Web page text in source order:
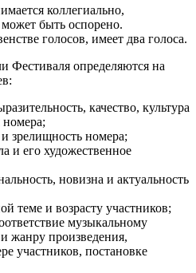
коллегиально,
быть оспорено.
голосов, имеет два голоса.
Фестиваля определяются на
качество, культура
зрелищность номера;
и его художественное
новизна и актуальность
теме и возрасту участников;
музыкальному
жанру произведения,
участников, постановке